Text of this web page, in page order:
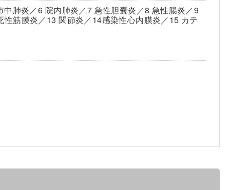
肺炎／6 院内肺炎／7 急性胆嚢炎／8 急性腸炎／9
筋膜炎／13 関節炎／14感染性心内膜炎／15 カテ